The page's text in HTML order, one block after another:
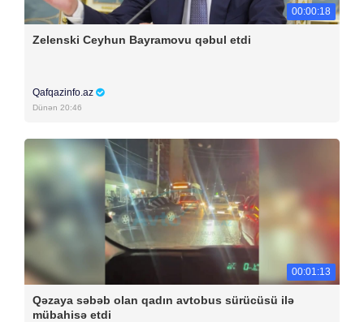
00:00:18
Zelenski Ceyhun Bayramovu qəbul etdi
Qafqazinfo.az
Dünən 20:46
00:01:13
Qəzaya səbəb olan qadın avtobus sürücüsü ilə
mübahisə etdi